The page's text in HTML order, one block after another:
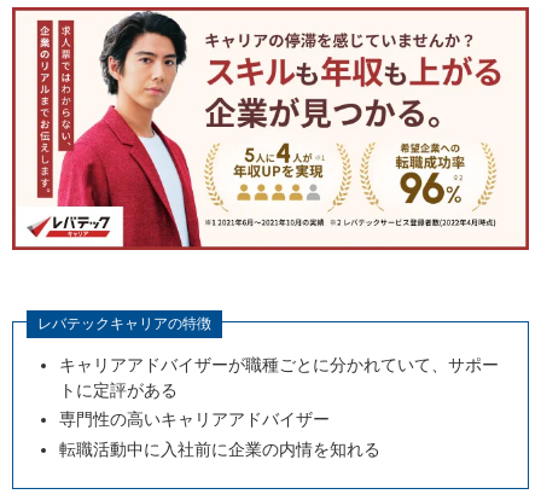
レバテックキャリアの特徴
キャリアアドバイザーが職種ごとに分かれていて、サポー
トに定評がある
専門性の高いキャリアアドバイザー
転職活動中に入社前に企業の内情を知れる